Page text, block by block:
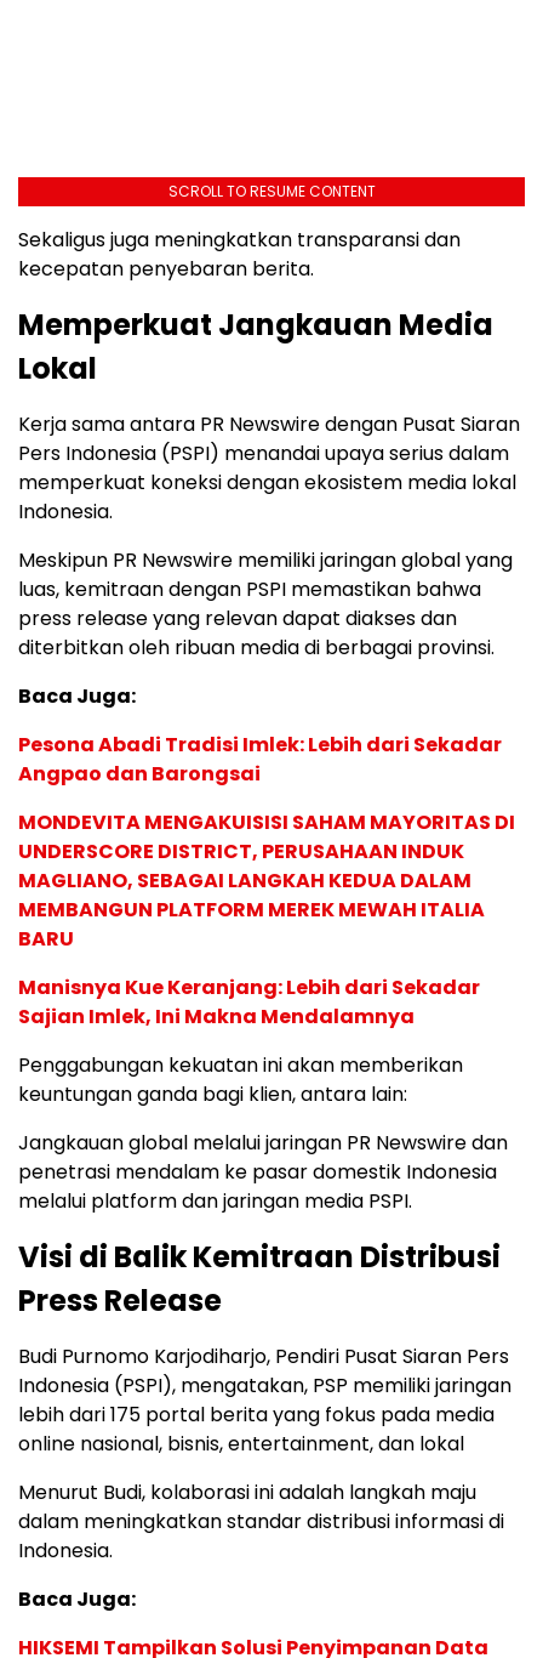
SCROLL TO RESUME CONTENT
Sekaligus juga meningkatkan transparansi dan
kecepatan penyebaran berita.
Memperkuat Jangkauan Media
Lokal
Kerja sama antara PR Newswire dengan Pusat Siaran
Pers Indonesia (PSPI) menandai upaya serius dalam
memperkuat koneksi dengan ekosistem media lokal
Indonesia.
Meskipun PR Newswire memiliki jaringan global yang
luas, kemitraan dengan PSPI memastikan bahwa
press release yang relevan dapat diakses dan
diterbitkan oleh ribuan media di berbagai provinsi.
Baca Juga:
Pesona Abadi Tradisi Imlek: Lebih dari Sekadar
Angpao dan Barongsai
MONDEVITA MENGAKUISISI SAHAM MAYORITAS DI
UNDERSCORE DISTRICT, PERUSAHAAN INDUK
MAGLIANO, SEBAGAI LANGKAH KEDUA DALAM
MEMBANGUN PLATFORM MEREK MEWAH ITALIA
BARU
Manisnya Kue Keranjang: Lebih dari Sekadar
Sajian Imlek, Ini Makna Mendalamnya
Penggabungan kekuatan ini akan memberikan
keuntungan ganda bagi klien, antara lain:
Jangkauan global melalui jaringan PR Newswire dan
penetrasi mendalam ke pasar domestik Indonesia
melalui platform dan jaringan media PSPI.
Visi di Balik Kemitraan Distribusi
Press Release
Budi Purnomo Karjodiharjo, Pendiri Pusat Siaran Pers
Indonesia (PSPI), mengatakan, PSP memiliki jaringan
lebih dari 175 portal berita yang fokus pada media
online nasional, bisnis, entertainment, dan lokal
Menurut Budi, kolaborasi ini adalah langkah maju
dalam meningkatkan standar distribusi informasi di
Indonesia.
Baca Juga:
HIKSEMI Tampilkan Solusi Penyimpanan Data